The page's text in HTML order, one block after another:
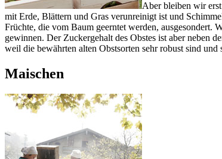
Aber bleiben wir
mit Erde, Blättern und Gras verunreinigt ist und
Früchte, die vom Baum geerntet werden, ausgesondert.
gewinnen. Der Zuckergehalt des Obstes ist aber neben
weil die bewährten alten Obstsorten sehr robust sind
Maischen